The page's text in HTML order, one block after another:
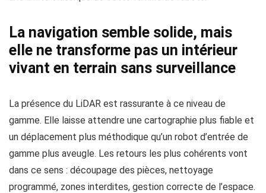
La navigation semble solide, mais
elle ne transforme pas un intérieur
vivant en terrain sans surveillance
La présence du LiDAR est rassurante à ce niveau de
gamme. Elle laisse attendre une cartographie plus fiable et
un déplacement plus méthodique qu’un robot d’entrée de
gamme plus aveugle. Les retours les plus cohérents vont
dans ce sens : découpage des pièces, nettoyage
programmé, zones interdites, gestion correcte de l’espace.